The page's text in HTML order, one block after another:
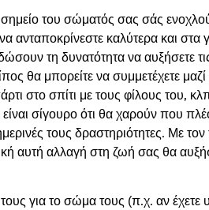
σημείο του σώματός σας σάς
ανταποκρίνεστε καλύτερα και στα
τη δυνατότητα να αυξήσετε
θα μπορείτε να συμμετέχετε μαζί
στο σπίτι με τους φίλους του,
σίγουρο ότι θα χαρούν που
τους δραστηριότητες. Με
αυτή αλλαγή στη ζωή σας θα
για το σώμα τους (π.χ. αν έχετε